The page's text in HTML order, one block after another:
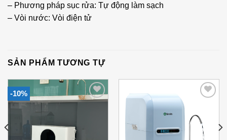
– Phương pháp sục rửa: Tự động làm sạch
– Vòi nước: Vòi điện tử
SẢN PHẨM TƯƠNG TỰ
-10%
Add to
Wishlist